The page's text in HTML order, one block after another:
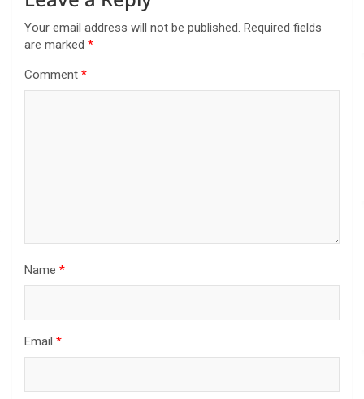
Your email address will not be published. Required fields
are marked *
Comment *
Name *
Email *